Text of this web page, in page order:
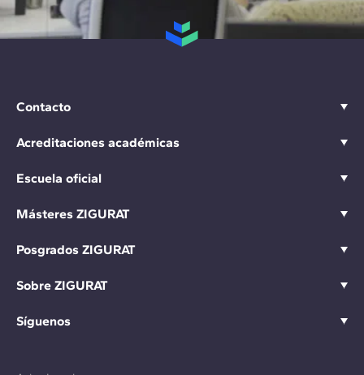
Contacto
Acreditaciones académicas
Escuela oficial
Másteres ZIGURAT
Posgrados ZIGURAT
Sobre ZIGURAT
Síguenos